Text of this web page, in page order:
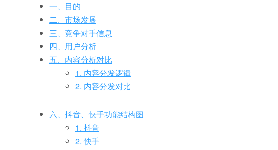
一、目的
二、市场发展
三、竞争对手信息
四、用户分析
五、内容分析对比
1. 内容分发逻辑
2. 内容分发对比
六、抖音、快手功能结构图
1. 抖音
2. 快手